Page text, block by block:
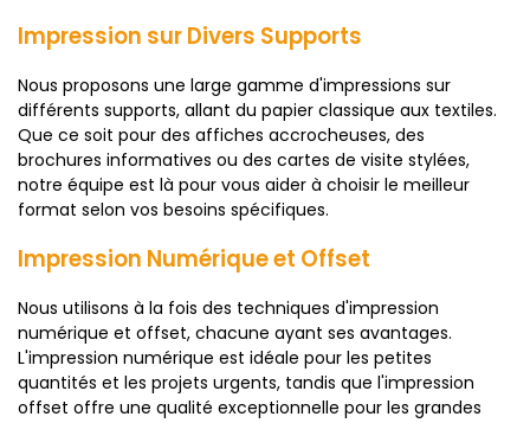
Impression sur Divers Supports
Nous proposons une large gamme d'impressions sur
différents supports, allant du papier classique aux textiles.
Que ce soit pour des affiches accrocheuses, des
brochures informatives ou des cartes de visite stylées,
notre équipe est là pour vous aider à choisir le meilleur
format selon vos besoins spécifiques.
Impression Numérique et Offset
Nous utilisons à la fois des techniques d'impression
numérique et offset, chacune ayant ses avantages.
L'impression numérique est idéale pour les petites
quantités et les projets urgents, tandis que l'impression
offset offre une qualité exceptionnelle pour les grandes